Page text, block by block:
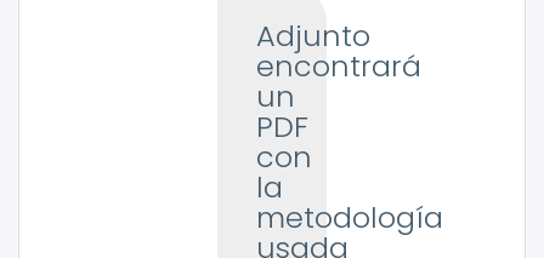
Adjunto
encontrará
un
PDF
con
la
metodología
usada